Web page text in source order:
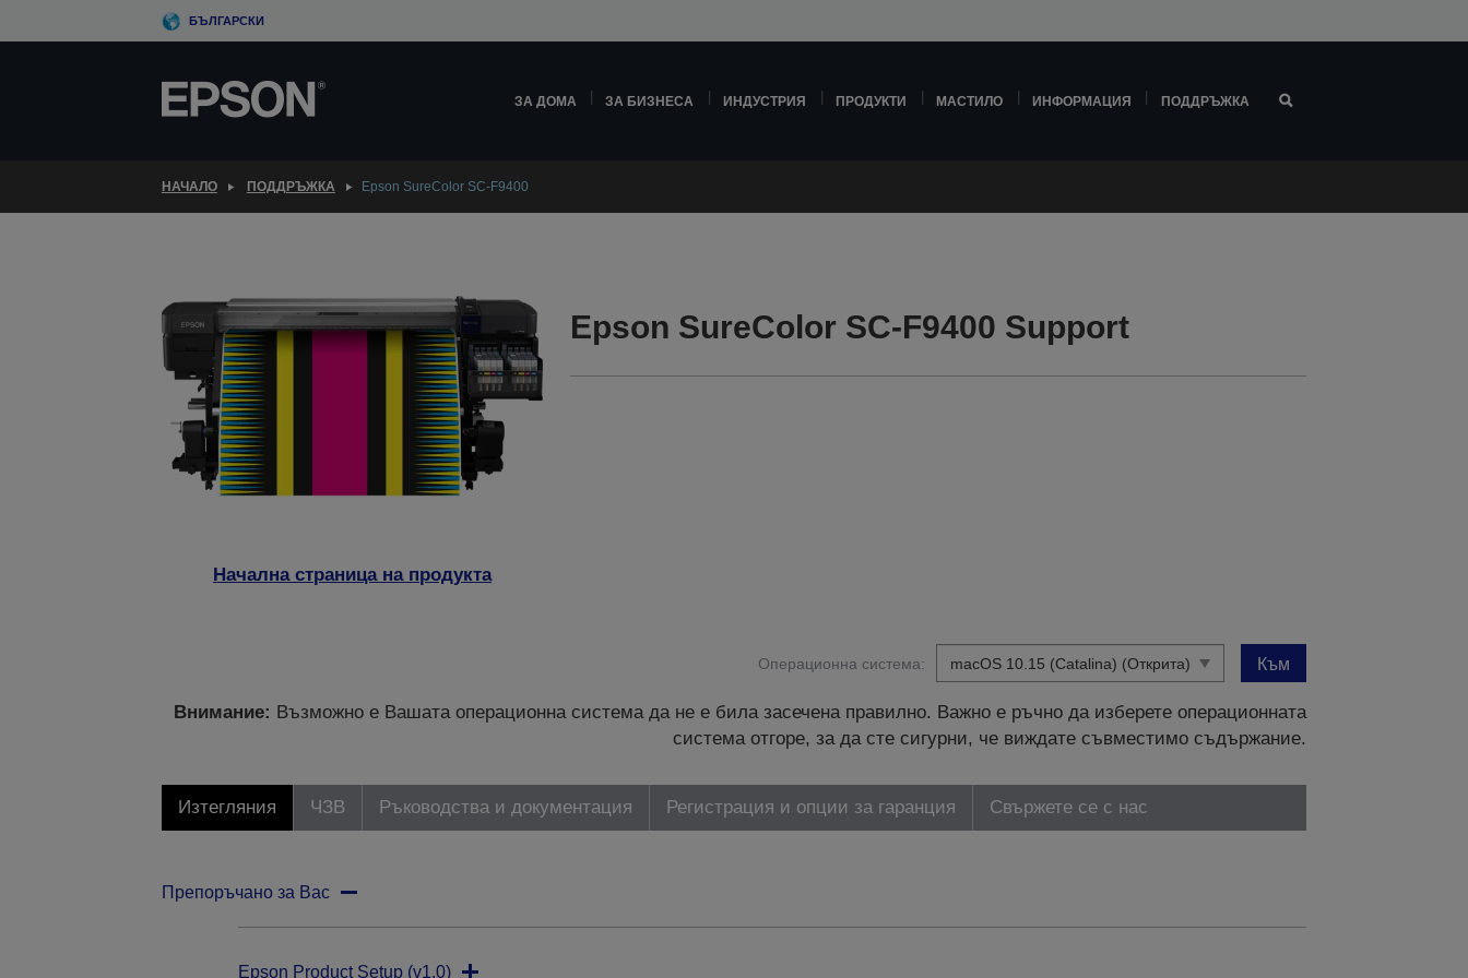
to
БЪЛГАРСКИ
ЗА ДОМА ЗА БИЗНЕСА ИНДУСТРИЯ ПРОДУКТИ МАСТИЛО ИНФОРМАЦИЯ ПОДДРЪЖКА
НАЧАЛО ПОДДРЪЖКА Epson SureColor SC-F9400
Начална страница на продукта
Epson SureColor SC-F9400 Support
Операционна система: Към
Внимание: Възможно е Вашата операционна система да не е била засечена правилно. Важно е ръчно да изберете операционната
система отгоре, за да сте сигурни, че виждате съвместимо съдържание.
Изтегляния ЧЗВ Ръководства и документация Регистрация и опции за гаранция Свържете се с нас
Препоръчано за Вас
Epson Product Setup (v1.0)